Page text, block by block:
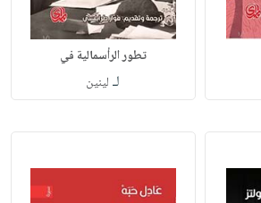
تطور الرأسمالية في
لـ لينين